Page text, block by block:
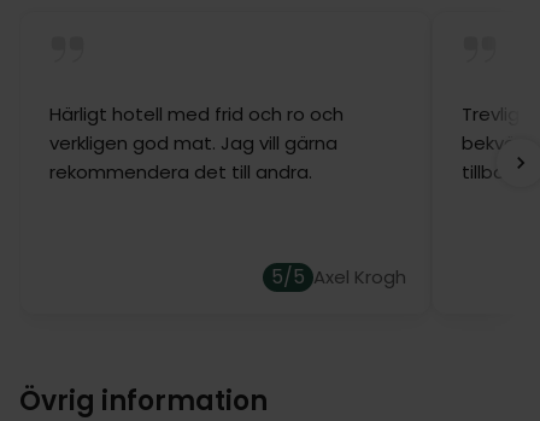
Härligt hotell med frid och ro och
verkligen god mat. Jag vill gärna
rekommendera det till andra.
5/5 Axel Krogh
Trevligt
tillbaka.
Övrig information